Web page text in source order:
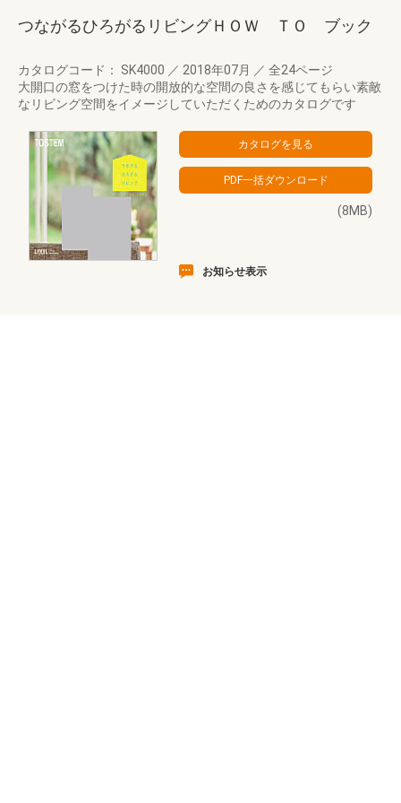
つながるひろがるリビングＨＯＷ ＴＯ ブック
カタログコード： SK4000 ／ 2018年07月 ／ 全24ページ
大開口の窓をつけた時の開放的な空間の良さを感じてもらい素敵
なリビング空間をイメージしていただくためのカタログです
(8MB)
お知らせ表示